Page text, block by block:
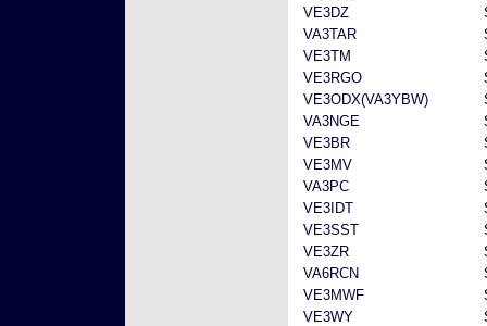
VE3DZ
VA3TAR
VE3TM
VE3RGO
VE3ODX(VA3YBW)
VA3NGE
VE3BR
VE3MV
VA3PC
VE3IDT
VE3SST
VE3ZR
VA6RCN
VE3MWF
VE3WY